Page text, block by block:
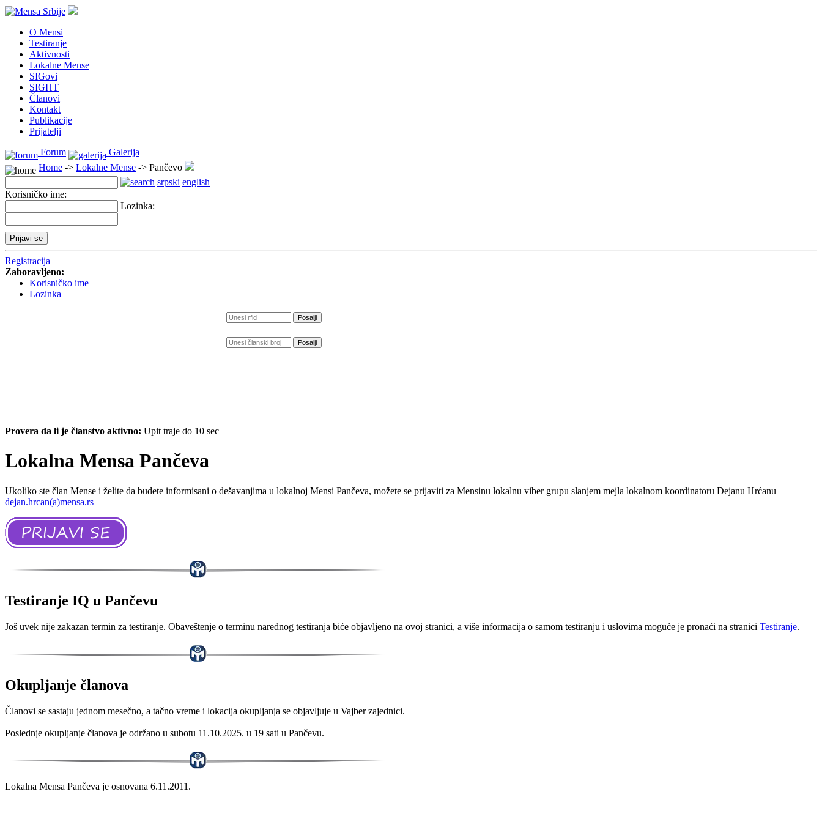
O Mensi
Testiranje
Aktivnosti
Lokalne Mense
SIGovi
SIGHT
Članovi
Kontakt
Publikacije
Prijatelji
Forum
Galerija
Home -> Lokalne Mense -> Pančevo
srpski english
Korisničko ime:
Lozinka:
Registracija
Zaboravljeno:
Korisničko ime
Lozinka
Provera da li je članstvo aktivno: Upit traje do 10 sec
Lokalna Mensa Pančeva
Ukoliko ste član Mense i želite da budete informisani o dešavanjima u lokalnoj Mensi Pančeva, možete se prijaviti za Mensinu lokalnu viber grupu slanjem mejla lokalnom koordinatoru Dejanu Hrćanu
dejan.hrcan(a)mensa.rs
Testiranje IQ u Pančevu
Još uvek nije zakazan termin za testiranje. Obaveštenje o terminu narednog testiranja biće objavljeno na ovoj stranici, a više informacija o samom testiranju i uslovima moguće je pronaći na stranici Testiranje.
Okupljanje članova
Članovi se sastaju jednom mesečno, a tačno vreme i lokacija okupljanja se objavljuje u Vajber zajednici.
Poslednje okupljanje članova je održano u subotu 11.10.2025. u 19 sati u Pančevu.
Lokalna Mensa Pančeva je osnovana 6.11.2011.